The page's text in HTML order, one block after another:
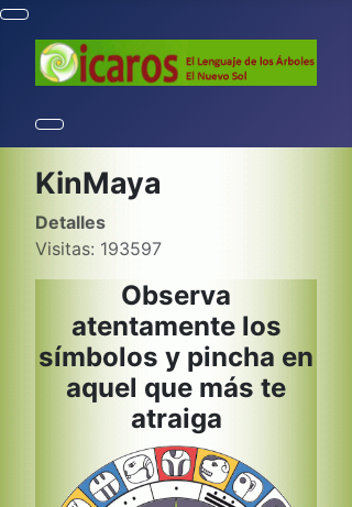
KinMaya
Detalles
Visitas: 193597
Observa
atentamente los
símbolos y pincha en
aquel que más te
atraiga